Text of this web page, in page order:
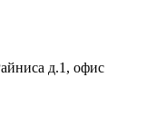
д.1, офис